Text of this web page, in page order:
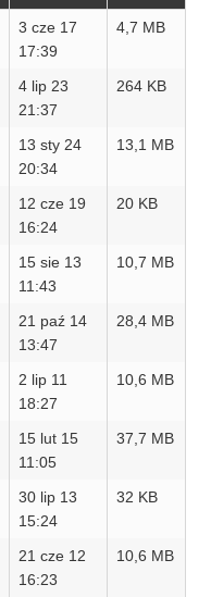
3 cze 17
17:39
4,7 MB
4 lip 23
21:37
264 KB
13 sty 24
20:34
13,1 MB
12 cze 19
16:24
20 KB
15 sie 13
11:43
10,7 MB
21 paź 14
13:47
28,4 MB
2 lip 11
18:27
10,6 MB
15 lut 15
11:05
37,7 MB
30 lip 13
15:24
32 KB
21 cze 12
16:23
10,6 MB